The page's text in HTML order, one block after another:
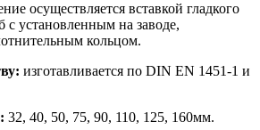
осуществляется вставкой гладкого
с установленным на заводе,
кольцом.
изготавливается по DIN EN 1451-1 и
32, 40, 50, 75, 90, 110, 125, 160мм.